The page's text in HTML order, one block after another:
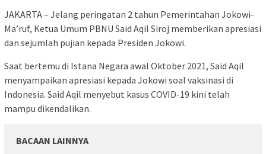
JAKARTA – Jelang peringatan 2 tahun Pemerintahan Jokowi-
Ma’ruf, Ketua Umum PBNU Said Aqil Siroj memberikan apresiasi
dan sejumlah pujian kepada Presiden Jokowi.
Saat bertemu di Istana Negara awal Oktober 2021, Said Aqil
menyampaikan apresiasi kepada Jokowi soal vaksinasi di
Indonesia. Said Aqil menyebut kasus COVID-19 kini telah
mampu dikendalikan.
BACAAN LAINNYA